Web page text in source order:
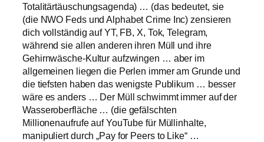
Totalitärtäuschungsagenda) … (das bedeutet, sie
(die NWO Feds und Alphabet Crime Inc) zensieren
dich vollständig auf YT, FB, X, Tok, Telegram,
während sie allen anderen ihren Müll und ihre
Gehirnwäsche-Kultur aufzwingen … aber im
allgemeinen liegen die Perlen immer am Grunde und
die tiefsten haben das wenigste Publikum … besser
wäre es anders … Der Müll schwimmt immer auf der
Wasseroberfläche … (die gefälschten
Millionenaufrufe auf YouTube für Müllinhalte,
manipuliert durch „Pay for Peers to Like“ …